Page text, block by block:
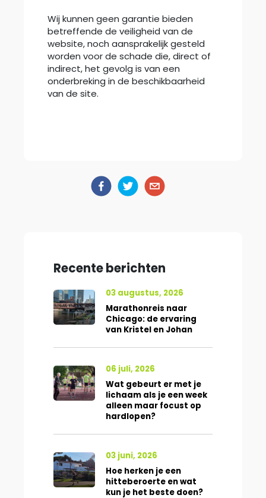
Wij kunnen geen garantie bieden
betreffende de veiligheid van de
website, noch aansprakelijk gesteld
worden voor de schade die, direct of
indirect, het gevolg is van een
onderbreking in de beschikbaarheid
van de site.
Recente berichten
03 augustus, 2026
Marathonreis naar
Chicago: de ervaring
van Kristel en Johan
06 juli, 2026
Wat gebeurt er met je
lichaam als je een week
alleen maar focust op
hardlopen?
03 juni, 2026
Hoe herken je een
hitteberoerte en wat
kun je het beste doen?